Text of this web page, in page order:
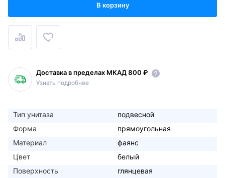
В корзину
Доставка в пределах МКАД 800 ₽
Узнать подробнее
Тип унитаза
подвесной
Форма
прямоугольная
Материал
фаянс
Цвет
белый
Поверхность
глянцевая